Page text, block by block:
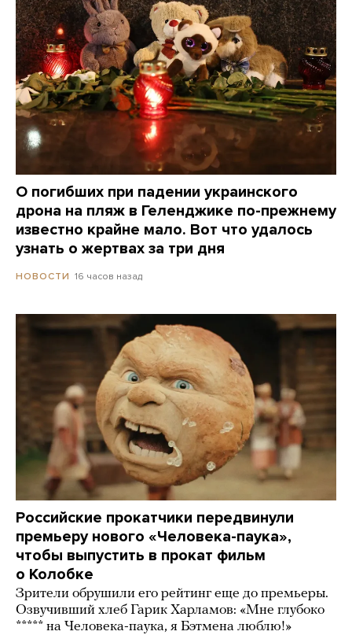
О погибших при падении украинского
дрона на пляж в Геленджике по-прежнему
известно крайне мало. Вот что удалось
узнать о жертвах за три дня
НОВОСТИ 16 часов назад
Российские прокатчики передвинули
премьеру нового «Человека-паука»,
чтобы выпустить в прокат фильм
о Колобке
Зрители обрушили его рейтинг еще до премьеры.
Озвучивший хлеб Гарик Харламов: «Мне глубоко
***** на Человека-паука, я Бэтмена люблю!»